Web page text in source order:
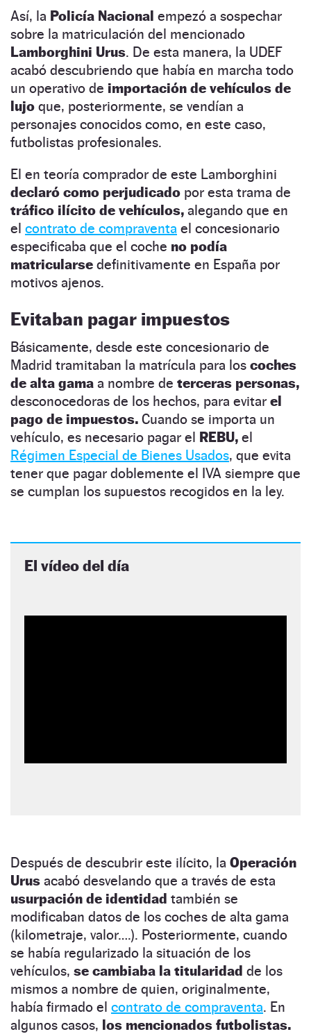
Así, la Policía Nacional empezó a sospechar
sobre la matriculación del mencionado
Lamborghini Urus. De esta manera, la UDEF
acabó descubriendo que había en marcha todo
un operativo de importación de vehículos de
lujo que, posteriormente, se vendían a
personajes conocidos como, en este caso,
futbolistas profesionales.
El en teoría comprador de este Lamborghini
declaró como perjudicado por esta trama de
tráfico ilícito de vehículos, alegando que en
el contrato de compraventa el concesionario
especificaba que el coche no podía
matricularse definitivamente en España por
motivos ajenos.
Evitaban pagar impuestos
Básicamente, desde este concesionario de
Madrid tramitaban la matrícula para los coches
de alta gama a nombre de terceras personas,
desconocedoras de los hechos, para evitar el
pago de impuestos. Cuando se importa un
vehículo, es necesario pagar el REBU, el
Régimen Especial de Bienes Usados, que evita
tener que pagar doblemente el IVA siempre que
se cumplan los supuestos recogidos en la ley.
El vídeo del día
Después de descubrir este ilícito, la Operación
Urus acabó desvelando que a través de esta
usurpación de identidad también se
modificaban datos de los coches de alta gama
(kilometraje, valor….). Posteriormente, cuando
se había regularizado la situación de los
vehículos, se cambiaba la titularidad de los
mismos a nombre de quien, originalmente,
había firmado el contrato de compraventa. En
algunos casos, los mencionados futbolistas.